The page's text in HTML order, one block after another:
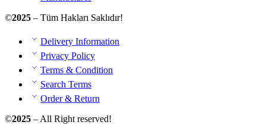
©2025 – Tüm Hakları Saklıdır!
Delivery Information
Privacy Policy
Terms & Condition
Search Terms
Order & Return
©2025 – All Right reserved!